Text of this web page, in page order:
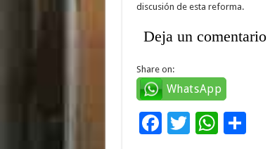
discusión de esta reforma.
Deja un comentario
Share on:
WhatsApp
F
T W C